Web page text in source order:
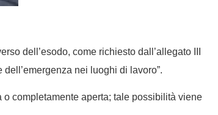
dell’esodo, come richiesto dall’allegato III
nei luoghi di lavoro”.
completamente aperta; tale possibilità viene